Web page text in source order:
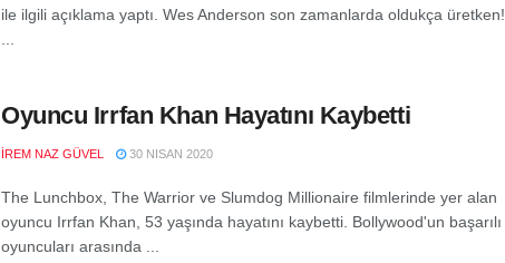
ile ilgili açıklama yaptı. Wes Anderson son zamanlarda oldukça üretken!
Oyuncu Irrfan Khan Hayatını Kaybetti
İREM NAZ GÜVEL 30 NISAN 2020
The Lunchbox, The Warrior ve Slumdog Millionaire filmlerinde yer alan
oyuncu Irrfan Khan, 53 yaşında hayatını kaybetti. Bollywood'un başarılı
oyuncuları arasında ...